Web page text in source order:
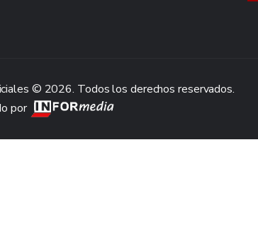
© 2026. Todos los derechos reservados.
por